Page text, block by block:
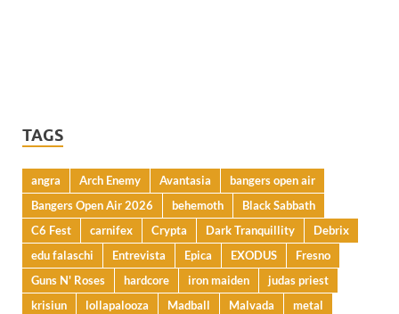
TAGS
angra Arch Enemy Avantasia
bangers open air
Bangers Open Air 2026
behemoth
Black Sabbath
C6 Fest
carnifex Crypta Dark Tranquillity
Debrix
edu falaschi
Entrevista Epica EXODUS
Fresno
Guns N' Roses
hardcore iron maiden
judas priest
krisiun
lollapalooza Madball Malvada
metal